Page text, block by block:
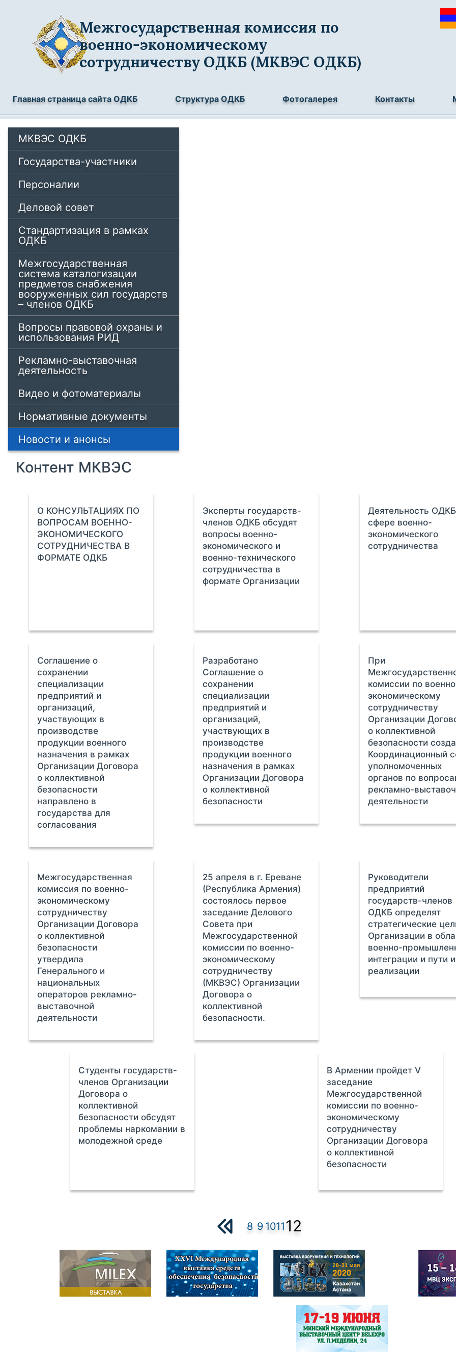
Межгосударственная комиссия по
военно-экономическому
сотрудничеству ОДКБ (МКВЭС ОДКБ)
Главная страница сайта ОДКБ Структура ОДКБ Фотогалерея Контакты
МКВЭС ОДКБ
Государства-участники
Персоналии
Деловой совет
Стандартизация в рамках
ОДКБ
Межгосударственная
система каталогизации
предметов снабжения
вооруженных сил государств
– членов ОДКБ
Вопросы правовой охраны и
использования РИД
Рекламно-выставочная
деятельность
Видео и фотоматериалы
Нормативные документы
Новости и анонсы
Контент МКВЭС
О КОНСУЛЬТАЦИЯХ ПО
ВОПРОСАМ ВОЕННО-
ЭКОНОМИЧЕСКОГО
СОТРУДНИЧЕСТВА В
ФОРМАТЕ ОДКБ
Эксперты государств-
членов ОДКБ обсудят
вопросы военно-
экономического и
военно-технического
сотрудничества в
формате Организации
Деятельность
сфере военно-
экономического
сотрудничества
Соглашение о
сохранении
специализации
предприятий и
организаций,
участвующих в
производстве
продукции военного
назначения в рамках
Организации Договора
о коллективной
безопасности
направлено в
государства для
согласования
Разработано
Соглашение о
сохранении
специализации
предприятий и
организаций,
участвующих в
производстве
продукции военного
назначения в рамках
Организации Договора
о коллективной
безопасности
При
комиссии по
экономическому
сотрудничеству
Организации
о коллективной
безопасности
Координационный
уполномоченных
органов по
рекламно-
деятельности
Межгосударственная
комиссия по военно-
экономическому
сотрудничеству
Организации Договора
о коллективной
безопасности
утвердила
Генерального и
национальных
операторов рекламно-
выставочной
деятельности
25 апреля в г. Ереване
(Республика Армения)
состоялось первое
заседание Делового
Совета при
Межгосударственной
комиссии по военно-
экономическому
сотрудничеству
(МКВЭС) Организации
Договора о
коллективной
безопасности.
Руководители
предприятий
государств-членов
ОДКБ определят
стратегические
Организации в
военно-
интеграции и пути
реализации
Студенты государств-
членов Организации
Договора о
коллективной
безопасности обсудят
проблемы наркомании в
молодежной среде
В Армении пройдет V
заседание
Межгосударственной
комиссии по военно-
экономическому
сотрудничеству
Организации Договора
о коллективной
безопасности
8 9 101112